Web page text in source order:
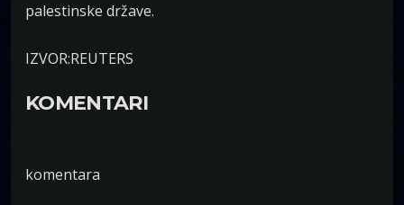
palestinske države.
IZVOR:REUTERS
KOMENTARI
komentara